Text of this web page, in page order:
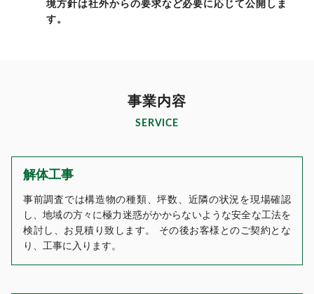
境方針は社外からの要求など必要に応じて公開しま
す。
事業内容
SERVICE
解体工事
事前調査では構造物の種類、坪数、近隣の状況を現場確認
し、地域の方々に極力迷惑がかからないような安全な工法を
検討し、お見積り致します。 その後お客様とのご契約とな
り、工事に入ります。